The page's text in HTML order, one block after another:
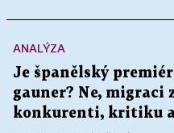
ANALÝZA
Je španělský
gauner? Ne, migraci
konkurenti, kritiku